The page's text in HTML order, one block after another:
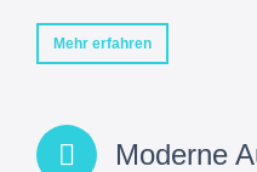
Mehr erfahren
Moderne